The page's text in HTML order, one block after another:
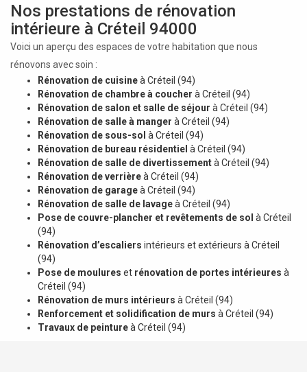
Nos prestations de rénovation
intérieure à Créteil 94000
Voici un aperçu des espaces de votre habitation que nous
rénovons avec soin :
Rénovation de cuisineà Créteil (94)
Rénovation de chambre à coucher à Créteil (94)
Rénovation de salon et salle de séjour à Créteil (94)
Rénovation de salle à manger à Créteil (94)
Rénovation de sous-sol à Créteil (94)
Rénovation de bureau résidentiel à Créteil (94)
Rénovation de salle de divertissementà Créteil (94)
Rénovation de verrièreà Créteil (94)
Rénovation de garageà Créteil (94)
Rénovation de salle de lavageà Créteil (94)
Pose de couvre-plancher et revêtements de sol à Créteil
(94)
Rénovation d’escaliers intérieurs et extérieurs à Créteil
(94)
Pose de moulures et rénovation de portes intérieures à
Créteil (94)
Rénovation de murs intérieurs à Créteil (94)
Renforcement et solidification de murs à Créteil (94)
Travaux de peintureà Créteil (94)